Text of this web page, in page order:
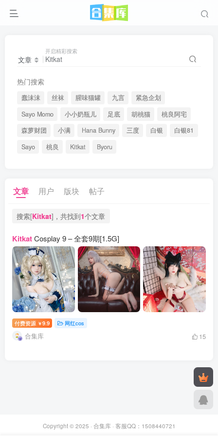
文章
开启精彩搜索
热门搜索
蠢沫沫 丝袜 腥味猫罐 九言
紧急企划
Sayo Momo
小小奶瓶儿 足底 胡桃猫
桃良阿宅
森萝财团
小满 Hana Bunny 三度 白银
白银81
Sayo
桃良 Kitkat Byoru
文章 用户 版块 帖子
搜索[Kitkat]，共找到1个文章
KitkatCosplay 9 – 全套9期[1.5G]
付费资源 ￥9.9 网红cos
合集库 15
Copyright © 2025 · 合集库· 客服QQ：1508440721